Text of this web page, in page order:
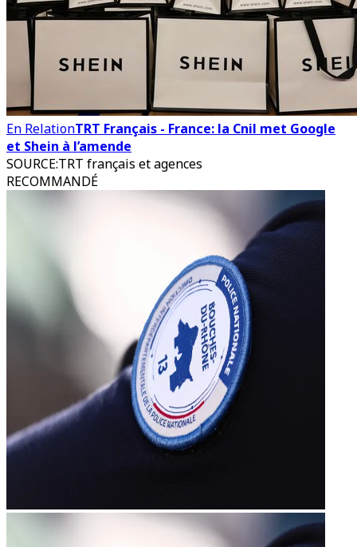
En RelationTRT Français - France: la Cnil met Google
et Shein à l’amende
SOURCE:TRT français et agences
RECOMMANDÉ